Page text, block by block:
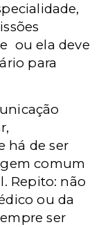
ou ela deve
para
há de ser
comum
Repito: não
ou da
ser